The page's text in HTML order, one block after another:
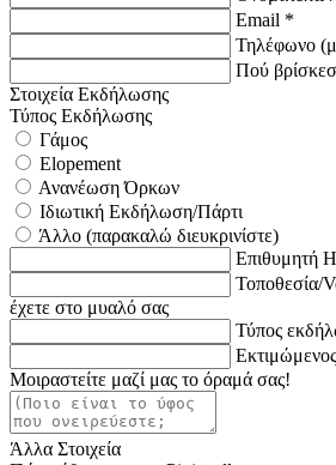
Email *
Τηλέφωνο
Πού
Στοιχεία Εκδήλωσης
Τύπος Εκδήλωσης
Γάμος
Elopement
Ανανέωση Όρκων
Ιδιωτική Εκδήλωση/Πάρτι
Άλλο (παρακαλώ διευκρινίστε)
Επιθυμητή
Τοποθεσία/
έχετε στο μυαλό σας
Τύπος
Μοιραστείτε μαζί μας το όραμά σας!
Άλλα Στοιχεία